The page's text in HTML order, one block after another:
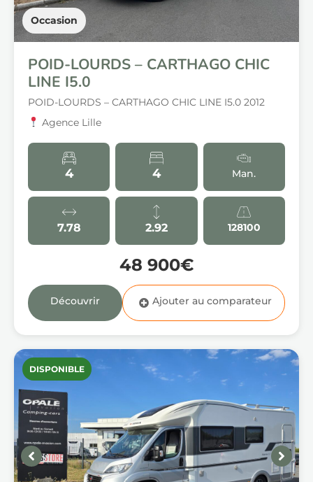
Occasion
POID-LOURDS – CARTHAGO CHIC
LINE I5.0
POID-LOURDS – CARTHAGO CHIC LINE I5.0 2012
Agence Lille
4 4 Man.
7.78 2.92 128100
48 900€
Découvrir
DISPONIBLE